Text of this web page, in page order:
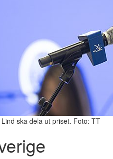
ska dela ut priset. Foto: TT